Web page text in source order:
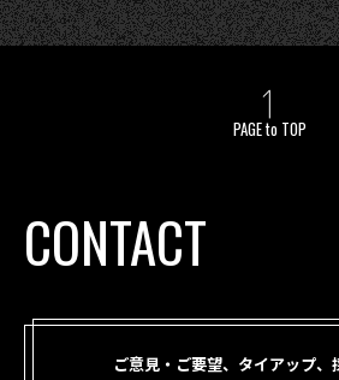
PAGE to TOP
CONTACT
ご意見・ご要望、タイアップ、